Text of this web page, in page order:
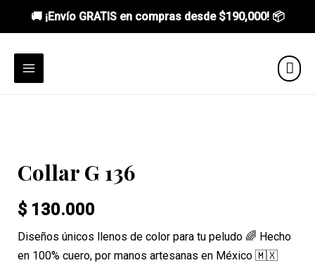
🚚 ¡Envío GRATIS en compras desde $190,000! 📦
MAIN
Collar G 136
$130.000
Diseños únicos llenos de color para tu peludo 🌈 Hecho
en 100% cuero, por manos artesanas en México 🇲🇽